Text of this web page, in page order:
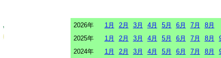
2026年 1月 2月 3月 4月 5月 6月 7月
8月
2025年
1月 2月 3月 4月 5月 6月 7月 8月
2024年
1月 2月 3月 4月 5月 6月 7月 8月